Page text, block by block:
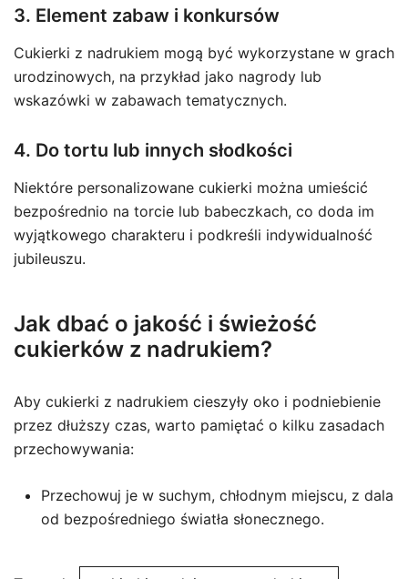
3. Element zabaw i konkursów
Cukierki z nadrukiem mogą być wykorzystane w grach
urodzinowych, na przykład jako nagrody lub
wskazówki w zabawach tematycznych.
4. Do tortu lub innych słodkości
Niektóre personalizowane cukierki można umieścić
bezpośrednio na torcie lub babeczkach, co doda im
wyjątkowego charakteru i podkreśli indywidualność
jubileuszu.
Jak dbać o jakość i świeżość
cukierków z nadrukiem?
Aby cukierki z nadrukiem cieszyły oko i podniebienie
przez dłuższy czas, warto pamiętać o kilku zasadach
przechowywania:
Przechowuj je w suchym, chłodnym miejscu, z dala
od bezpośredniego światła słonecznego.